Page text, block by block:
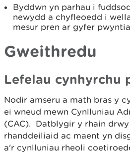
Byddwn yn parhau i
newydd a chyfleoedd i
mesur pren ar gyfer
Gweithredu
Lefelau cynhyrchu
Nodir amseru a math bras y
ei wneud mewn Cynlluniau
(CAC). Datblygir y rhain
rhanddeiliaid ac maent yn
a'r cynlluniau rheoli